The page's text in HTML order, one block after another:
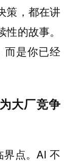
策，都在讲
的故事。
而是你已经
大厂竞争
界点。AI 不